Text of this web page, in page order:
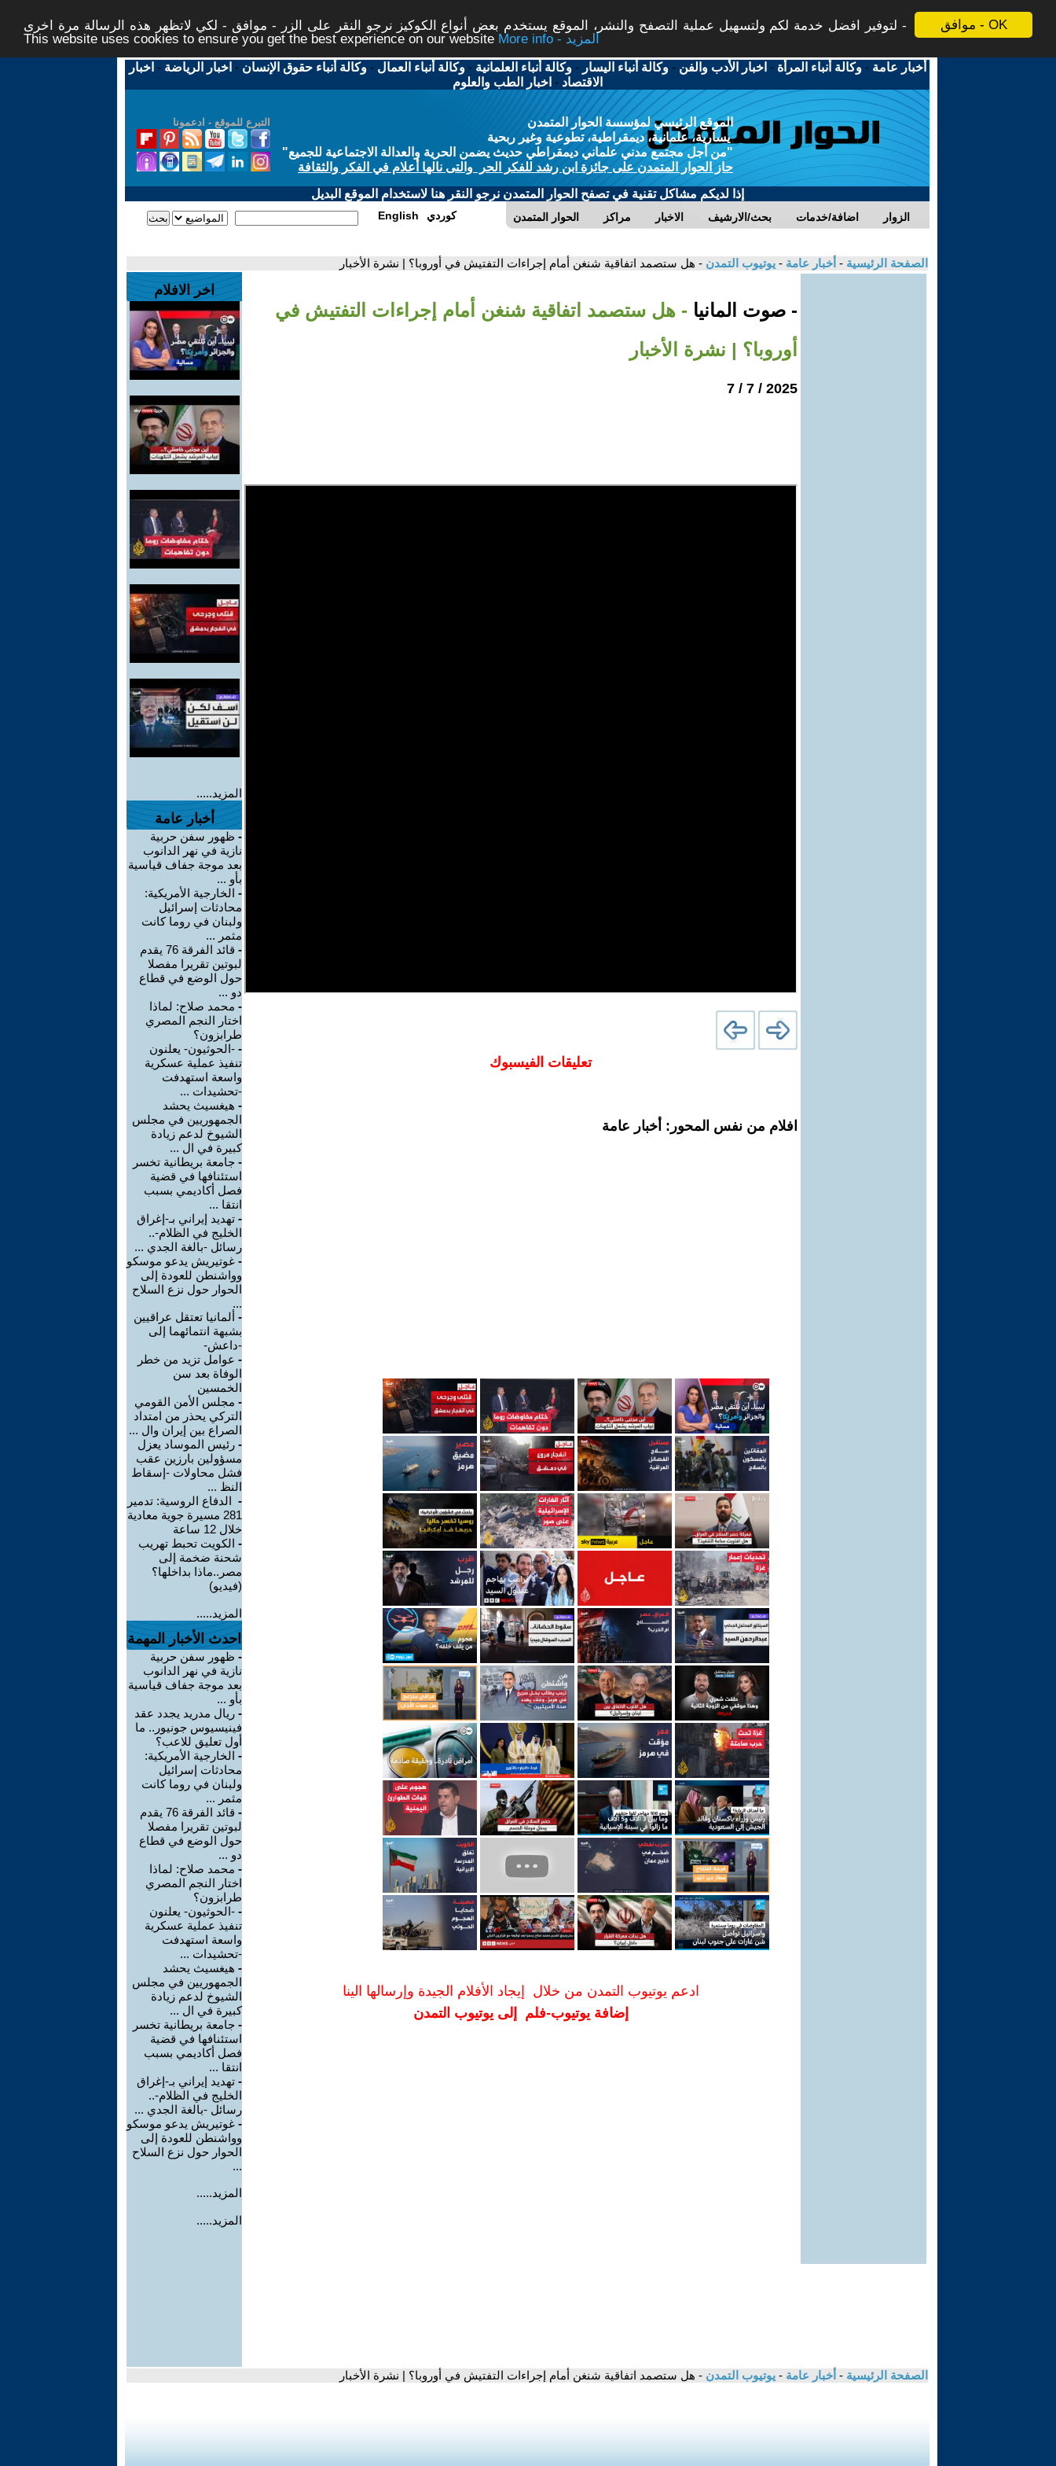
موافق - OK
لتوفير افضل خدمة لكم ولتسهيل عملية التصفح والنشر، الموقع يستخدم بعض أنواع الكوكيز نرجو النقر على الزر - موافق - لكي لاتظهر هذه الرسالة مرة اخرى -
This website uses cookies to ensure you get the best experience on our website
More info - المزيد
أخبار عامة -وكالة أنباء المرأة - اخبار الأدب والفن -وكالة أنباء اليسار -وكالة أنباء العلمانية -وكالة أنباء العمال -وكالة أنباء حقوق الإنسان - اخبار الرياضة - اخبار
الاقتصاد - اخبار الطب والعلوم
التبرع للموقع - ادعمونا
الموقع الرئيسي لمؤسسة الحوار المتمدن
يسارية، علمانية، ديمقراطية، تطوعية وغير ربحية
"من أجل مجتمع مدني علماني ديمقراطي حديث يضمن الحرية والعدالة الاجتماعية للجميع"
حاز الحوار المتمدن على جائزة ابن رشد للفكر الحر والتى نالها أعلام في الفكر والثقافة
إذا لديكم مشاكل تقنية في تصفح الحوار المتمدن نرجو النقر هنا لاستخدام الموقع البديل
الحوار المتمدن مراكز الاخبار بحث/الارشيف اضافة/خدمات الزوار English كوردي
الصفحة الرئيسية - أخبار عامة - يوتيوب التمدن - هل ستصمد اتفاقية شنغن أمام إجراءات التفتيش في أوروبا؟ | نشرة الأخبار
- صوت المانيا - هل ستصمد اتفاقية شنغن أمام إجراءات التفتيش في
أوروبا؟ | نشرة الأخبار
2025 / 7 / 7
تعليقات الفيسبوك
افلام من نفس المحور: أخبار عامة
ادعم يوتيوب التمدن من خلال إيجاد الأفلام الجيدة وإرسالها الينا
إضافة يوتيوب-فلم إلى يوتيوب التمدن
اخر الافلام
المزيد.....
أخبار عامة
- ظهور سفن حربية
نازية في نهر الدانوب
بعد موجة جفاف قياسية
بأو ...
- الخارجية الأمريكية:
محادثات إسرائيل
ولبنان في روما كانت
مثمر ...
-
قائد الفرقة 76 يقدم
لبوتين تقريرا مفصلا
حول الوضع في قطاع
دو ...
- محمد صلاح: لماذا
اختار النجم المصري
طرابزون؟
- -الحوثيون- يعلنون
تنفيذ عملية عسكرية
واسعة استهدفت
-تحشيدات ...
- هيغسيث يحشد
الجمهوريين في مجلس
الشيوخ لدعم زيادة
كبيرة في ال ...
- جامعة بريطانية تخسر
استئنافها في قضية
فصل أكاديمي بسبب
انتقا ...
- تهديد إيراني بـ-إغراق
الخليج في الظلام-..
رسائل -بالغة الجدي ...
- غوتيريش يدعو موسكو
وواشنطن للعودة إلى
الحوار حول نزع السلاح
...
- ألمانيا تعتقل عراقيين
بشبهة انتمائهما إلى
-داعش-
- عوامل تزيد من خطر
الوفاة بعد سن
الخمسين
- مجلس الأمن القومي
التركي يحذر من امتداد
الصراع بين إيران وال ...
- رئيس الموساد يعزل
مسؤولين بارزين عقب
فشل محاولات -إسقاط
النظ ...
- الدفاع الروسية: تدمير
281 مسيرة جوية معادية
خلال 12 ساعة
- الكويت تحبط تهريب
شحنة ضخمة إلى
مصر..ماذا بداخلها؟
(فيديو)
المزيد.....
احدث الأخبار المهمة
- ظهور سفن حربية
نازية في نهر الدانوب
بعد موجة جفاف قياسية
بأو ...
- ريال مدريد يجدد عقد
فينيسيوس جونيور.. ما
أول تعليق للاعب؟
- الخارجية الأمريكية:
محادثات إسرائيل
ولبنان في روما كانت
مثمر ...
-
قائد الفرقة 76 يقدم
لبوتين تقريرا مفصلا
حول الوضع في قطاع
دو ...
- محمد صلاح: لماذا
اختار النجم المصري
طرابزون؟
- -الحوثيون- يعلنون
تنفيذ عملية عسكرية
واسعة استهدفت
-تحشيدات ...
- هيغسيث يحشد
الجمهوريين في مجلس
الشيوخ لدعم زيادة
كبيرة في ال ...
- جامعة بريطانية تخسر
استئنافها في قضية
فصل أكاديمي بسبب
انتقا ...
- تهديد إيراني بـ-إغراق
الخليج في الظلام-..
رسائل -بالغة الجدي ...
- غوتيريش يدعو موسكو
وواشنطن للعودة إلى
الحوار حول نزع السلاح
...
المزيد.....
المزيد.....
الصفحة الرئيسية - أخبار عامة - يوتيوب التمدن - هل ستصمد اتفاقية شنغن أمام إجراءات التفتيش في أوروبا؟ | نشرة الأخبار